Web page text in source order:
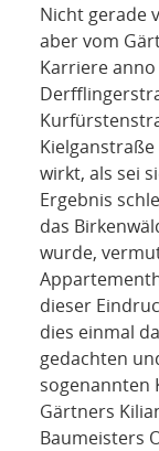
Nicht gerade
aber vom
Karriere
Kielganstraße
wirkt, als sei
Ergebnis
das
wurde,
dieser
dies einmal
gedachten
sogenannten
Gärtners
Baumeisters